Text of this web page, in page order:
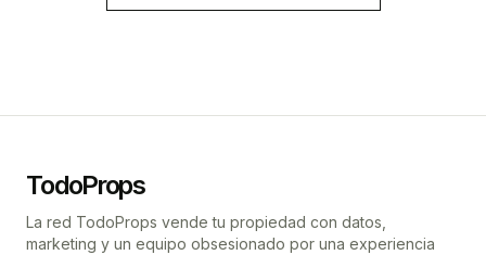
TodoProps
La red TodoProps vende tu propiedad con datos,
marketing y un equipo obsesionado por una experiencia